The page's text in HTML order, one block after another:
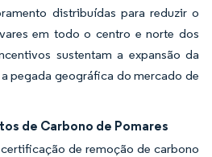
distribuídas para reduzir o
em todo o centro e norte dos
sustentam a expansão da
pegada geográfica do mercado de
de Carbono de Pomares
de remoção de carbono